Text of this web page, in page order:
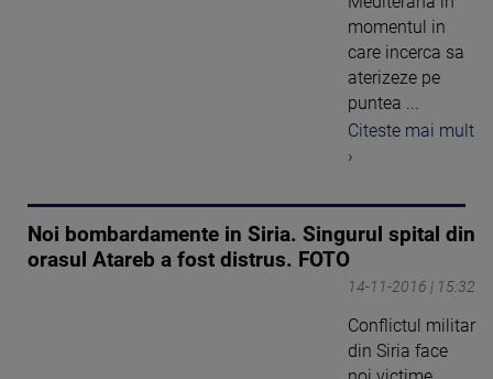
momentul in
care incerca sa
aterizeze pe
puntea ...
Citeste mai mult
›
Noi bombardamente in Siria. Singurul spital din
orasul Atareb a fost distrus. FOTO
14-11-2016 | 15:32
Conflictul militar
din Siria face